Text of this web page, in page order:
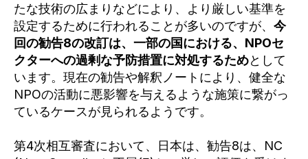
たな技術の広まりなどにより、より厳しい基準を
設定するために行われることが多いのですが、 今
回の勧告8の改訂は、一部の国における、NPOセ
クターへの過剰な予防措置に対処するためとして
います。現在の勧告や解釈ノートにより、健全な
NPOの活動に悪影響を与えるような施策に繋がっ
ているケースが見られるようです。
第4次相互審査において、日本は、勧告8は、NC